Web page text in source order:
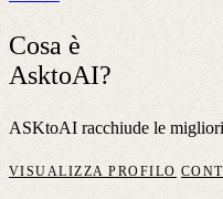
Cosa è
AsktoAI?
ASKtoAI racchiude le migliori
VISUALIZZA PROFILO